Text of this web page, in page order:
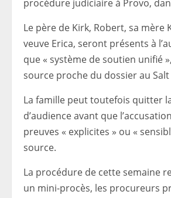
procédure judiciaire à Provo,
Le père de Kirk, Robert, sa mère
veuve Erica, seront présents à
que « système de soutien unifié
source proche du dossier au Salt
La famille peut toutefois quitter
d’audience avant que
preuves « explicites » ou «
source.
La procédure de cette semaine
un mini-procès, les procureurs